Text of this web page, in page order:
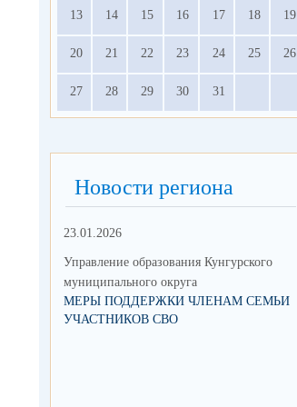
13 14 15 16 17 18 19
20 21 22 23 24 25 26
27 28 29 30 31
Новости региона
23.01.2026
Управление образования Кунгурского
муниципального округа
МЕРЫ ПОДДЕРЖКИ ЧЛЕНАМ СЕМЬИ
УЧАСТНИКОВ СВО